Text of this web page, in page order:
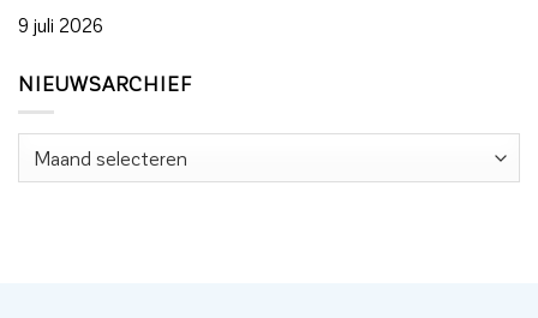
9 juli 2026
NIEUWSARCHIEF
Nieuwsarchief